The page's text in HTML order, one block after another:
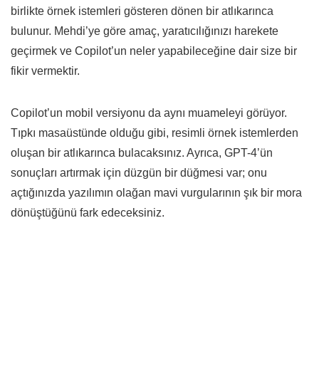
birlikte örnek istemleri gösteren dönen bir atlıkarınca
bulunur. Mehdi’ye göre amaç, yaratıcılığınızı harekete
geçirmek ve Copilot’un neler yapabileceğine dair size bir
fikir vermektir.
Copilot’un mobil versiyonu da aynı muameleyi görüyor.
Tıpkı masaüstünde olduğu gibi, resimli örnek istemlerden
oluşan bir atlıkarınca bulacaksınız. Ayrıca, GPT-4’ün
sonuçları artırmak için düzgün bir düğmesi var; onu
açtığınızda yazılımın olağan mavi vurgularının şık bir mora
dönüştüğünü fark edeceksiniz.